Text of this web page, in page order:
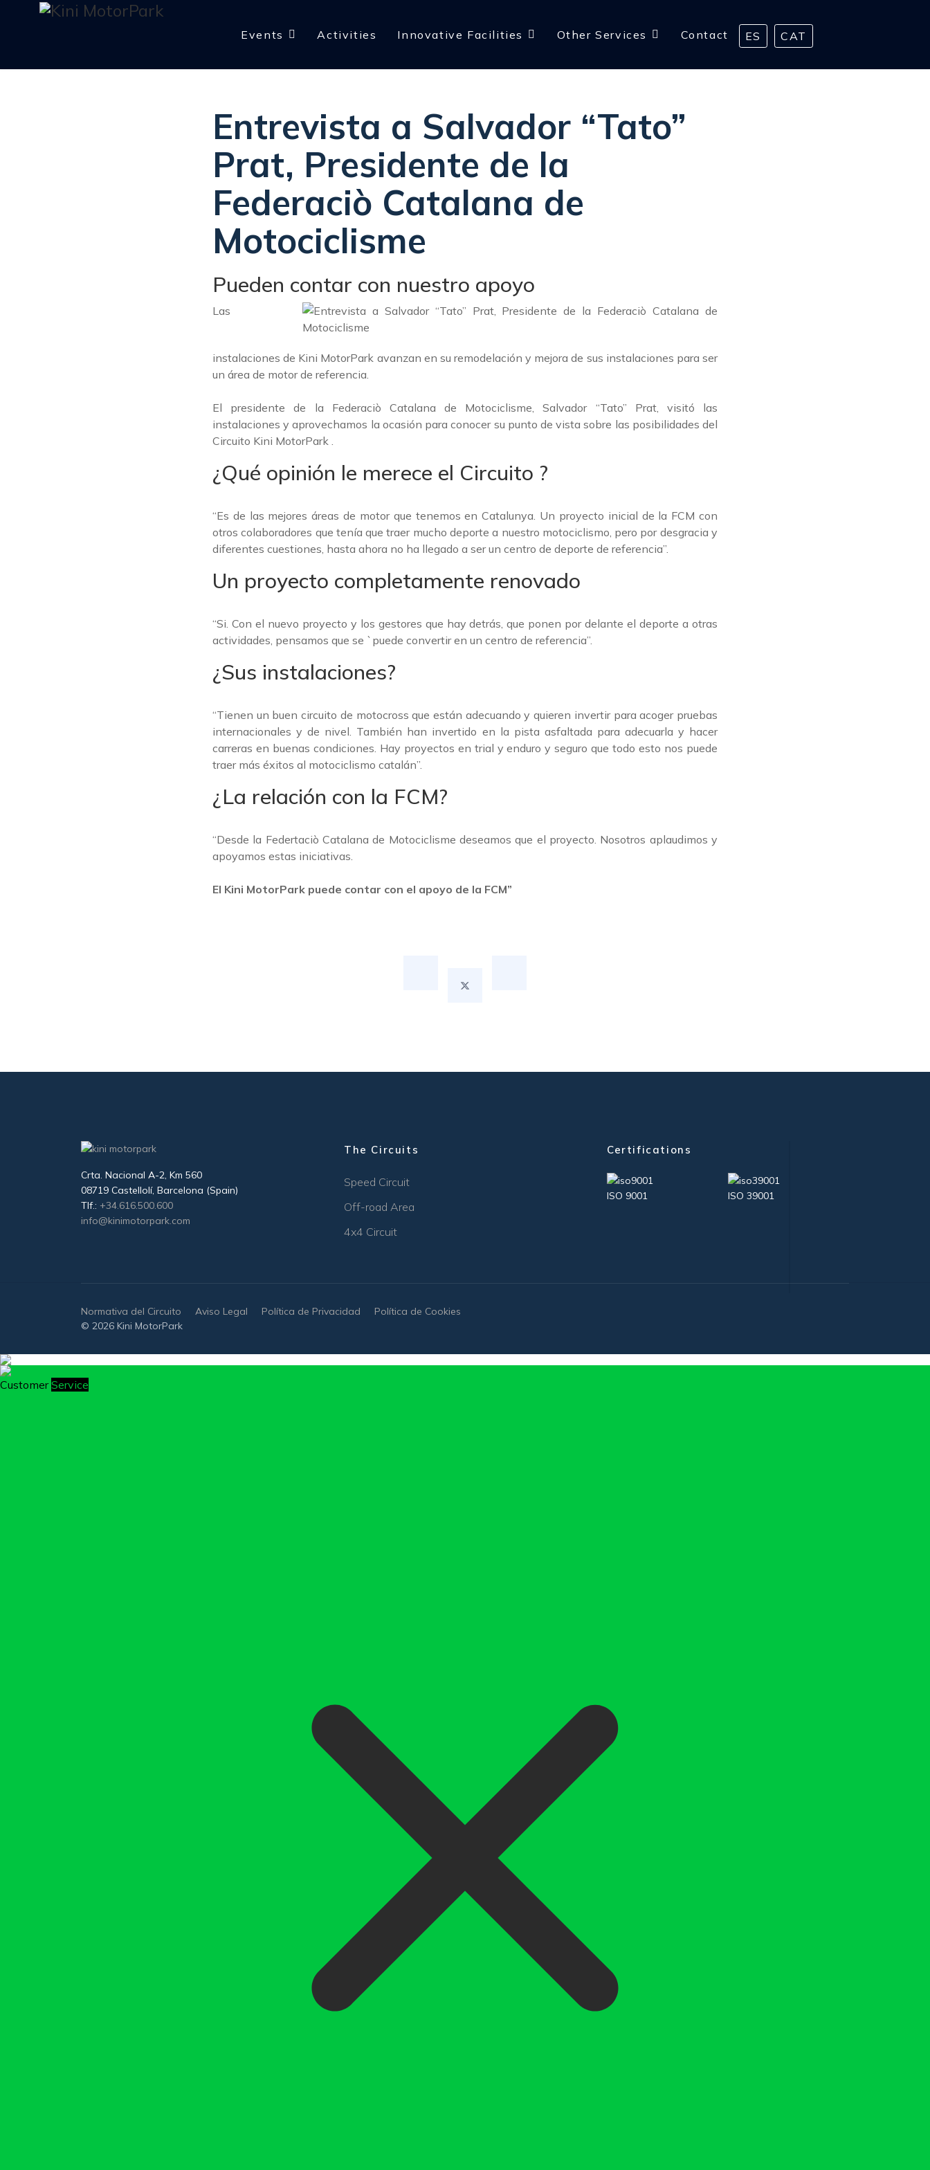
Events Activities Innovative Facilities Other Services Contact ES CAT
Entrevista a Salvador “Tato”
Prat, Presidente de la
Federaciò Catalana de
Motociclisme
Pueden contar con nuestro apoyo
Las
instalaciones de Kini MotorPark avanzan en su remodelación y mejora de sus instalaciones para ser
un área de motor de referencia.
El presidente de la Federaciò Catalana de Motociclisme, Salvador “Tato” Prat, visitó las
instalaciones y aprovechamos la ocasión para conocer su punto de vista sobre las posibilidades del
Circuito Kini MotorPark .
¿Qué opinión le merece el Circuito ?
“Es de las mejores áreas de motor que tenemos en Catalunya. Un proyecto inicial de la FCM con
otros colaboradores que tenía que traer mucho deporte a nuestro motociclismo, pero por desgracia y
diferentes cuestiones, hasta ahora no ha llegado a ser un centro de deporte de referencia”.
Un proyecto completamente renovado
“Si. Con el nuevo proyecto y los gestores que hay detrás, que ponen por delante el deporte a otras
actividades, pensamos que se `puede convertir en un centro de referencia”.
¿Sus instalaciones?
“Tienen un buen circuito de motocross que están adecuando y quieren invertir para acoger pruebas
internacionales y de nivel. También han invertido en la pista asfaltada para adecuarla y hacer
carreras en buenas condiciones. Hay proyectos en trial y enduro y seguro que todo esto nos puede
traer más éxitos al motociclismo catalán”.
¿La relación con la FCM?
“Desde la Federtaciò Catalana de Motociclisme deseamos que el proyecto. Nosotros aplaudimos y
apoyamos estas iniciativas.
El Kini MotorPark puede contar con el apoyo de la FCM”
Crta. Nacional A-2, Km 560
08719 Castellolí, Barcelona (Spain)
Tlf.: +34.616.500.600
info@kinimotorpark.com
The Circuits
Speed Circuit
Off-road Area
4x4 Circuit
Certifications
ISO 9001 ISO 39001
Normativa del Circuito Aviso Legal Política de Privacidad
Política de Cookies
© 2026 Kini MotorPark
Customer Service